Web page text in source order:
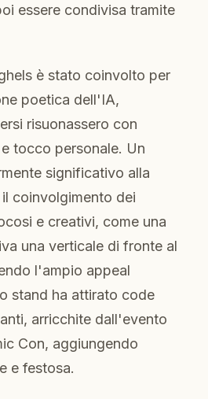
essere condivisa tramite
è stato coinvolto per
poetica dell'IA,
risuonassero con
tocco personale. Un
significativo alla
coinvolgimento dei
e creativi, come una
una verticale di fronte al
l'ampio appeal
stand ha attirato code
arricchite dall'evento
Con, aggiungendo
e festosa.